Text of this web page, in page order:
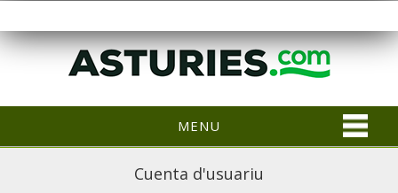
MENU
Cuenta d'usuariu